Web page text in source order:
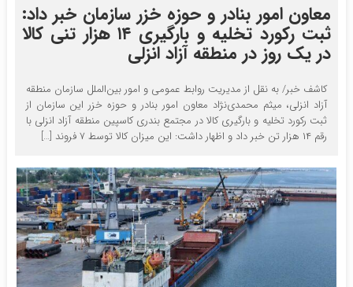
معاون امور بنادر و حوزه خزر سازمان خبر داد:
ثبت رکورد تخلیه و بارگیری ۱۴ هزار تنی کالا
در یک روز در منطقه آزاد انزلی
کاشف خبر/ به نقل از مدیریت روابط عمومی و امور بین‌الملل سازمان منطقه
آزاد انزلی، میثم محمدی‌نژاد معاون امور بنادر و حوزه خزر این سازمان از
ثبت رکورد تخلیه و بارگیری کالا در مجتمع بندری کاسپین منطقه آزاد انزلی با
رقم ۱۴ هزار تن خبر داد و اظهار داشت: این میزان کالا توسط ۷ فروند […]